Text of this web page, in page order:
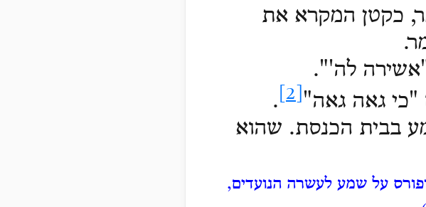
כקטן המקרא את
לה'".
"כי גאה גאה"
.
בבית הכנסת. שהוא
על שמע לעשרה הנועדים,